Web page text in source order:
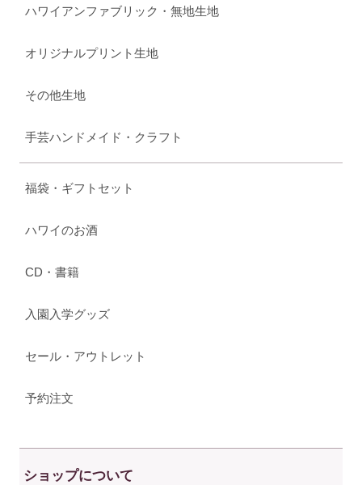
ハワイアンファブリック・無地生地
オリジナルプリント生地
その他生地
手芸ハンドメイド・クラフト
福袋・ギフトセット
ハワイのお酒
CD・書籍
入園入学グッズ
セール・アウトレット
予約注文
ショップについて